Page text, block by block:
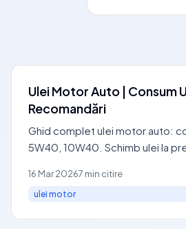
Ulei Motor Auto | Consum
Recomandări
Ghid complet ulei motor auto:
5W40, 10W40. Schimb ulei la
440 127.
16 Mar 20267 min citire
ulei motor